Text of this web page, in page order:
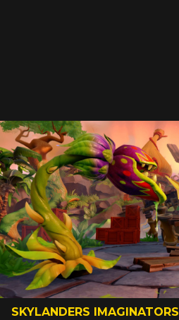
SKYLANDERS IMAGINATORS